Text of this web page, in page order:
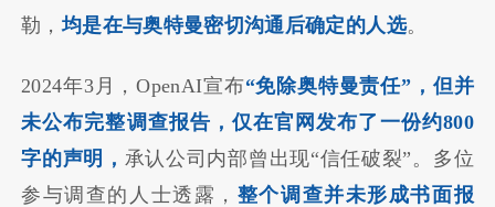
勒，均是在与奥特曼密切沟通后确定的人选。
2024年3月，OpenAI宣布“免除奥特曼责任”，但并
未公布完整调查报告，仅在官网发布了一份约800
字的声明， 承认公司内部曾出现“信任破裂”。多位
参与调查的人士透露， 整个调查并未形成书面报